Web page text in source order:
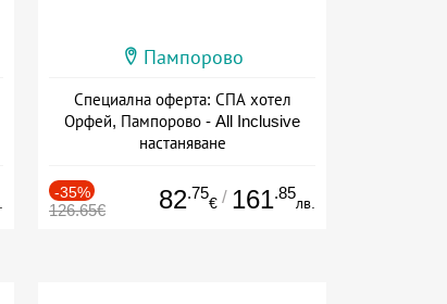
Пампорово
Специална оферта: СПА хотел
Орфей, Пампорово - All Inclusive
настаняване
-35%
126.65€ 82.75
€ / 161.85
лв.